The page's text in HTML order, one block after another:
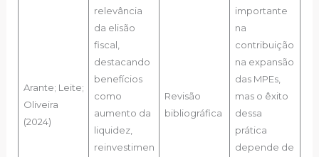
Arante; Leite;
Oliveira
(2024)
relevância
da elisão
fiscal,
destacando
benefícios
como
aumento da
liquidez,
reinvestimen
Revisão
bibliográfica
importante
na
contribuição
na expansão
das MPEs,
mas o êxito
dessa
prática
depende de